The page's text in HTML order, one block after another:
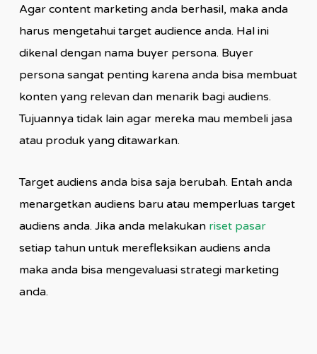
Agar content marketing anda berhasil, maka anda
harus mengetahui target audience anda. Hal ini
dikenal dengan nama buyer persona. Buyer
persona sangat penting karena anda bisa membuat
konten yang relevan dan menarik bagi audiens.
Tujuannya tidak lain agar mereka mau membeli jasa
atau produk yang ditawarkan.
Target audiens anda bisa saja berubah. Entah anda
menargetkan audiens baru atau memperluas target
audiens anda. Jika anda melakukan riset pasar
setiap tahun untuk merefleksikan audiens anda
maka anda bisa mengevaluasi strategi marketing
anda.